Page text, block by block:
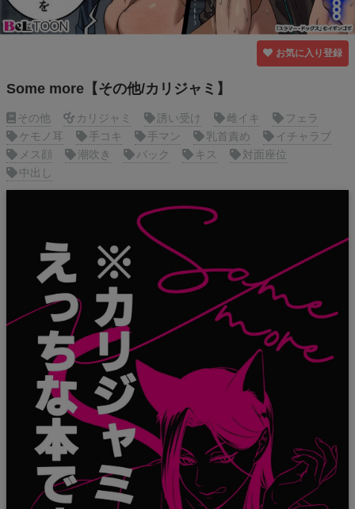
お気に入り登録
Some more【その他/カリジャミ】
その他 カリジャミ 誘い受け 雌イキ
フェラ
ケモノ耳
手コキ 手マン 乳首責め
イチャラブ
メス顔
潮吹き バック キス
対面座位
中出し